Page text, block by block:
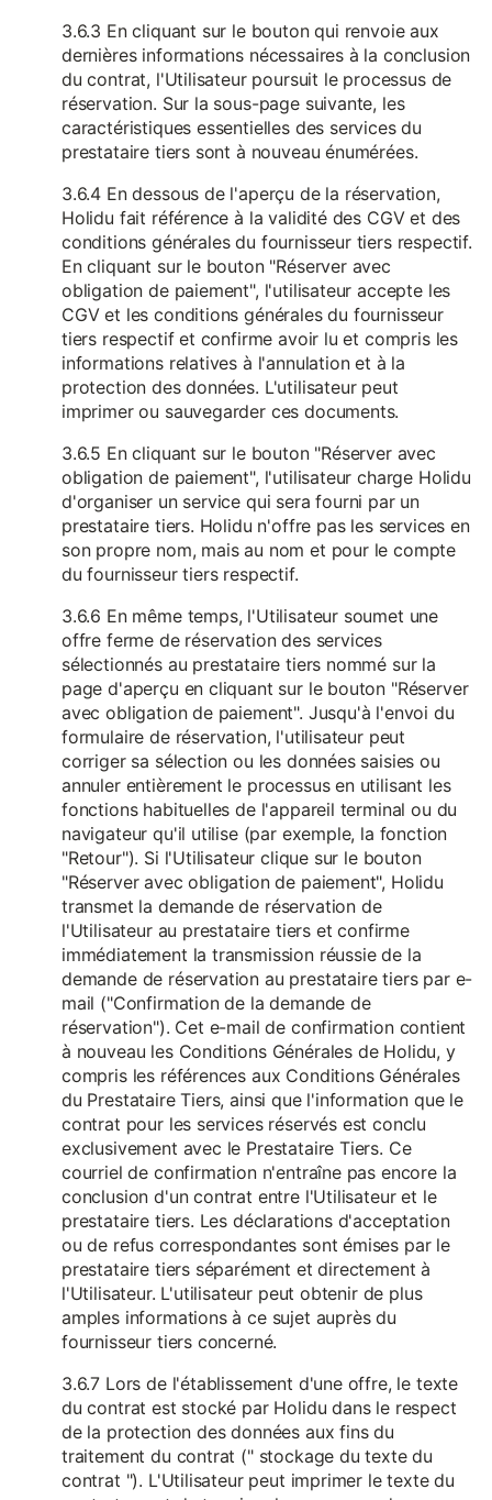
3.6.3 En cliquant sur le bouton qui renvoie aux
dernières informations nécessaires à la conclusion
du contrat, l'Utilisateur poursuit le processus de
réservation. Sur la sous-page suivante, les
caractéristiques essentielles des services du
prestataire tiers sont à nouveau énumérées.
3.6.4 En dessous de l'aperçu de la réservation,
Holidu fait référence à la validité des CGV et des
conditions générales du fournisseur tiers respectif.
En cliquant sur le bouton "Réserver avec
obligation de paiement", l'utilisateur accepte les
CGV et les conditions générales du fournisseur
tiers respectif et confirme avoir lu et compris les
informations relatives à l'annulation et à la
protection des données. L'utilisateur peut
imprimer ou sauvegarder ces documents.
3.6.5 En cliquant sur le bouton "Réserver avec
obligation de paiement", l'utilisateur charge Holidu
d'organiser un service qui sera fourni par un
prestataire tiers. Holidu n'offre pas les services en
son propre nom, mais au nom et pour le compte
du fournisseur tiers respectif.
3.6.6 En même temps, l'Utilisateur soumet une
offre ferme de réservation des services
sélectionnés au prestataire tiers nommé sur la
page d'aperçu en cliquant sur le bouton "Réserver
avec obligation de paiement". Jusqu'à l'envoi du
formulaire de réservation, l'utilisateur peut
corriger sa sélection ou les données saisies ou
annuler entièrement le processus en utilisant les
fonctions habituelles de l'appareil terminal ou du
navigateur qu'il utilise (par exemple, la fonction
"Retour"). Si l'Utilisateur clique sur le bouton
"Réserver avec obligation de paiement", Holidu
transmet la demande de réservation de
l'Utilisateur au prestataire tiers et confirme
immédiatement la transmission réussie de la
demande de réservation au prestataire tiers par e-
mail ("Confirmation de la demande de
réservation"). Cet e-mail de confirmation contient
à nouveau les Conditions Générales de Holidu, y
compris les références aux Conditions Générales
du Prestataire Tiers, ainsi que l'information que le
contrat pour les services réservés est conclu
exclusivement avec le Prestataire Tiers. Ce
courriel de confirmation n'entraîne pas encore la
conclusion d'un contrat entre l'Utilisateur et le
prestataire tiers. Les déclarations d'acceptation
ou de refus correspondantes sont émises par le
prestataire tiers séparément et directement à
l'Utilisateur. L'utilisateur peut obtenir de plus
amples informations à ce sujet auprès du
fournisseur tiers concerné.
3.6.7 Lors de l'établissement d'une offre, le texte
du contrat est stocké par Holidu dans le respect
de la protection des données aux fins du
traitement du contrat (" stockage du texte du
contrat "). L'Utilisateur peut imprimer le texte du